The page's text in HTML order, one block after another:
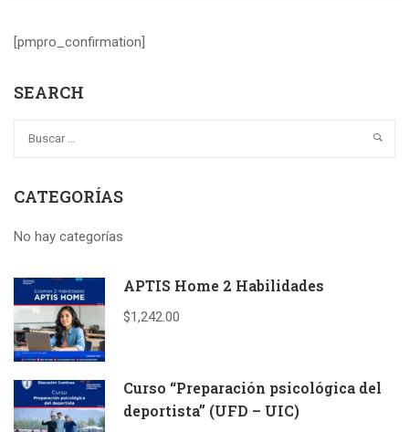
[pmpro_confirmation]
SEARCH
CATEGORÍAS
No hay categorías
APTIS Home 2 Habilidades
$1,242.00
Curso “Preparación psicológica del
deportista” (UFD – UIC)